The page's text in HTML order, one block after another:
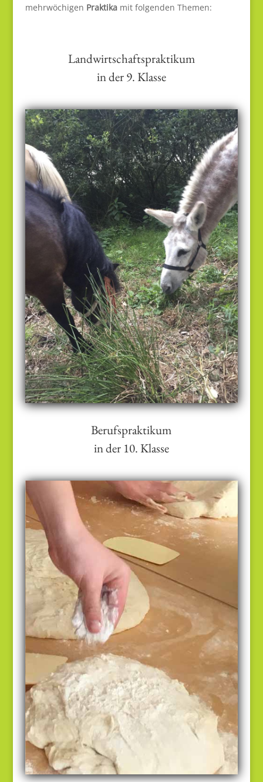
mehrwöchigen Praktikamit folgenden Themen:
Landwirtschaftspraktikum
in der 9. Klasse
Natur und Umwelt sowie eine
nachhaltige Produktion unserer
Lebensmittel auf Bio-Höfen stehen im
Mittelpunkt.
KüPra · Gartenbau
Berufspraktikum
in der 10. Klasse
Das Kennenlernen eines selbst
gewählten Berufsfeldes weitet den
Horizont bezüglich beruflicher
Perspektiven.
Berufspraktikum